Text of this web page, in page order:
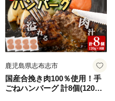
鹿児島県志布志市
国産合挽き肉100％使用！手
ごねハンバーグ 計8個(120g×